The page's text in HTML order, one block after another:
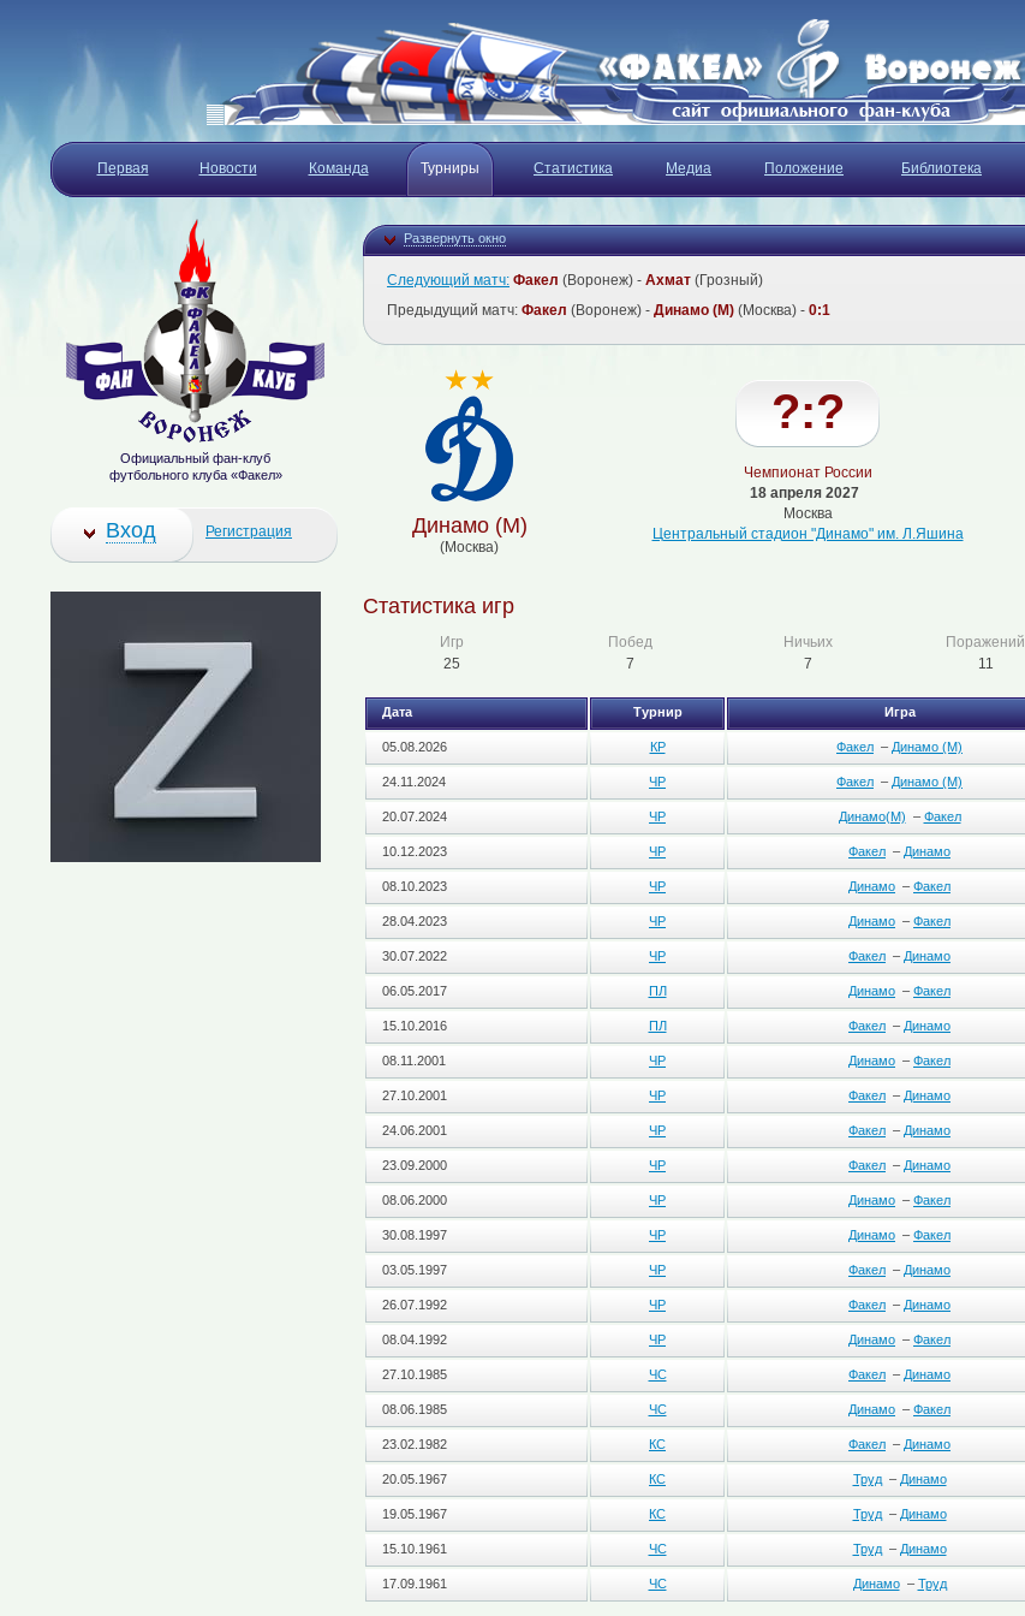
Первая Новости Команда Турниры Статистика Медиа Положение Библиотека
Развернуть окно
Следующий матч: Факел (Воронеж) - Ахмат (Грозный)
Предыдущий матч: Факел (Воронеж) - Динамо (М) (Москва) - 0:1
Динамо (М)
(Москва)
?:?
Чемпионат России
18 апреля 2027
Москва
Центральный стадион "Динамо" им. Л.Яшина
Статистика игр
Игр Побед Ничьих Поражений
25
7 7 11
Дата Турнир Игра
05.08.2026 КР Факел – Динамо (М)
24.11.2024 ЧР Факел – Динамо (М)
20.07.2024 ЧР Динамо(М) – Факел
10.12.2023 ЧР Факел – Динамо
08.10.2023 ЧР Динамо – Факел
28.04.2023 ЧР Динамо – Факел
30.07.2022 ЧР Факел – Динамо
06.05.2017 ПЛ Динамо – Факел
15.10.2016 ПЛ Факел – Динамо
08.11.2001 ЧР Динамо – Факел
27.10.2001 ЧР Факел – Динамо
24.06.2001 ЧР Факел – Динамо
23.09.2000 ЧР Факел – Динамо
08.06.2000 ЧР Динамо – Факел
30.08.1997 ЧР Динамо – Факел
03.05.1997 ЧР Факел – Динамо
26.07.1992 ЧР Факел – Динамо
08.04.1992 ЧР Динамо – Факел
27.10.1985 ЧС Факел – Динамо
08.06.1985 ЧС Динамо – Факел
23.02.1982 КС Факел – Динамо
20.05.1967 КС Труд– Динамо
19.05.1967 КС Труд– Динамо
15.10.1961 ЧС Труд– Динамо
17.09.1961 ЧС Динамо– Труд
Официальный фан-клуб
футбольного клуба «Факел»
Вход Регистрация